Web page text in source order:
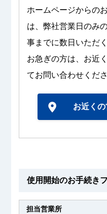
ホームページからの
は、弊社営業日のみ
事までに数日いただ
お急ぎの方は、お近
てお問い合わせくださ
お近く
使用開始のお手続き
担当営業所